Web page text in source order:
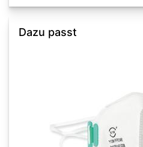
Dazu passt